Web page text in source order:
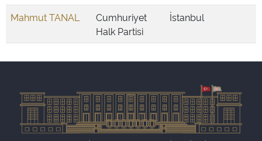
Mahmut TANAL
Cumhuriyet
Halk Partisi
İstanbul